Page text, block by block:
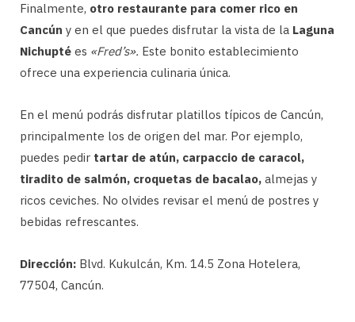
Finalmente, otro restaurante para comer rico en
Cancún y en el que puedes disfrutar la vista de la Laguna
Nichupté es «Fred’s». Este bonito establecimiento
ofrece una experiencia culinaria única.
En el menú podrás disfrutar platillos típicos de Cancún,
principalmente los de origen del mar. Por ejemplo,
puedes pedir tartar de atún, carpaccio de caracol,
tiradito de salmón, croquetas de bacalao, almejas y
ricos ceviches. No olvides revisar el menú de postres y
bebidas refrescantes.
Dirección: Blvd. Kukulcán, Km. 14.5 Zona Hotelera,
77504, Cancún.